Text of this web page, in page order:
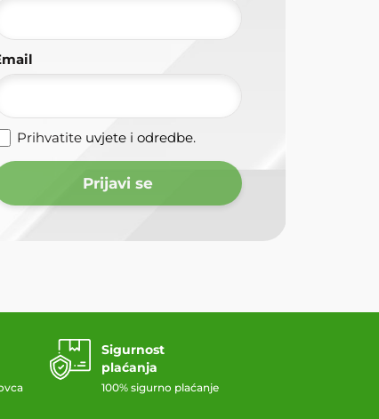
Sigurnost
plaćanja
100% sigurno plaćanje
Prihvatite uvjete i odredbe.
Prijavi se